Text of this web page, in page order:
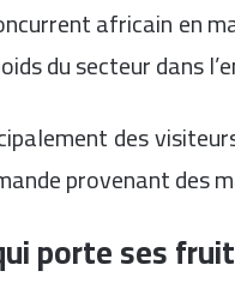
africain en
du secteur dans
des
provenant des
porte ses